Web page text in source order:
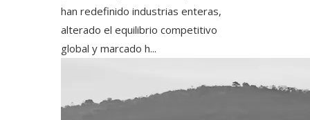
han redefinido industrias enteras,
alterado el equilibrio competitivo
global y marcado h...